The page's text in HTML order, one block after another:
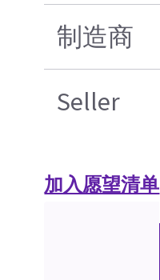
制造商
Seller
加入愿望清单